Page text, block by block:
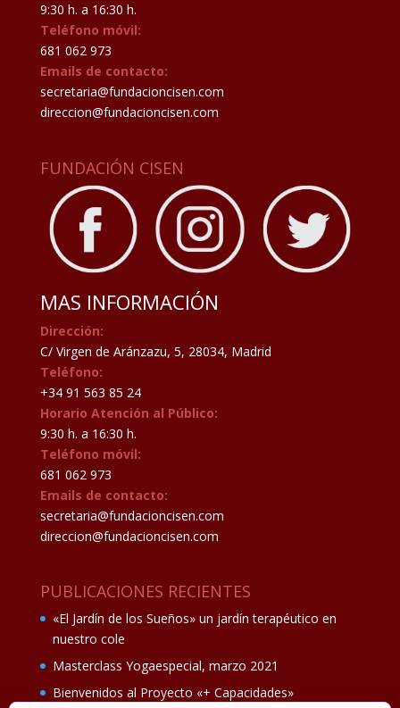
9:30 h. a 16:30 h.
Teléfono móvil:
681 062 973
Emails de contacto:
secretaria@fundacioncisen.com
direccion@fundacioncisen.com
FUNDACIÓN CISEN
MAS INFORMACIÓN
Dirección:
C/ Virgen de Aránzazu, 5, 28034, Madrid
Teléfono:
+34 91 563 85 24
Horario Atención al Público:
9:30 h. a 16:30 h.
Teléfono móvil:
681 062 973
Emails de contacto:
secretaria@fundacioncisen.com
direccion@fundacioncisen.com
PUBLICACIONES RECIENTES
«El Jardín de los Sueños» un jardín terapéutico en
nuestro cole
Masterclass Yogaespecial, marzo 2021
Bienvenidos al Proyecto «+ Capacidades»